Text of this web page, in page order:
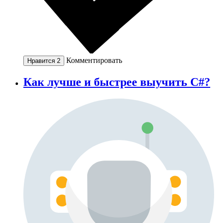
Нравится 2 Комментировать
Как лучше и быстрее выучить C#?